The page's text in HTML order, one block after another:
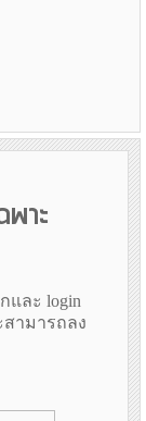
พาะ
และ login
สามารถลง